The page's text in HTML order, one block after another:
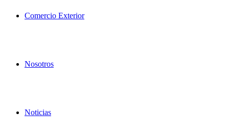
Comercio Exterior
Nosotros
Noticias